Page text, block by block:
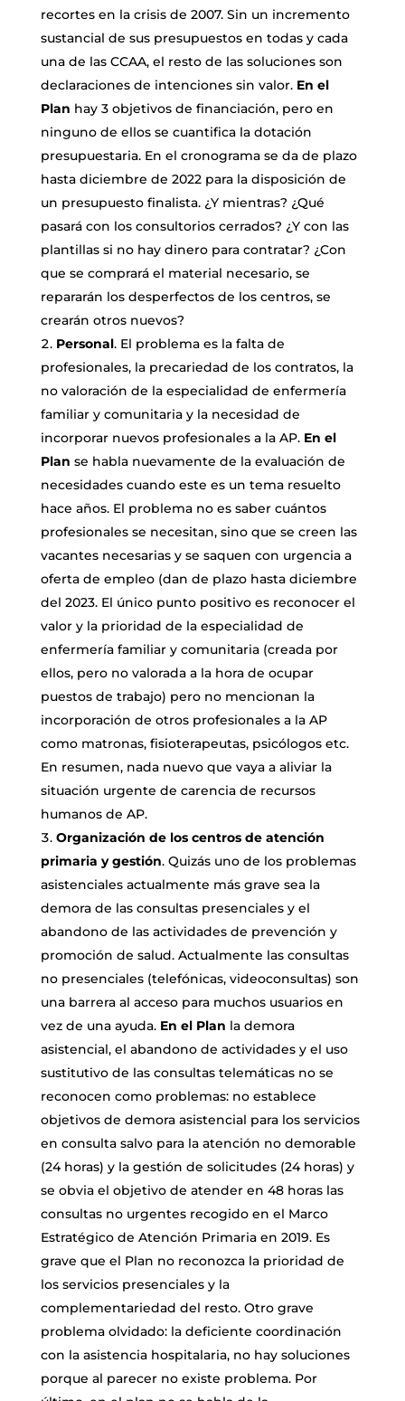
recortes en la crisis de 2007. Sin un incremento
sustancial de sus presupuestos en todas y cada
una de las CCAA, el resto de las soluciones son
declaraciones de intenciones sin valor. En el
Plan hay 3 objetivos de financiación, pero en
ninguno de ellos se cuantifica la dotación
presupuestaria. En el cronograma se da de plazo
hasta diciembre de 2022 para la disposición de
un presupuesto finalista. ¿Y mientras? ¿Qué
pasará con los consultorios cerrados? ¿Y con las
plantillas si no hay dinero para contratar? ¿Con
que se comprará el material necesario, se
repararán los desperfectos de los centros, se
crearán otros nuevos?
Personal. El problema es la falta de
profesionales, la precariedad de los contratos, la
no valoración de la especialidad de enfermería
familiar y comunitaria y la necesidad de
incorporar nuevos profesionales a la AP. En el
Plan se habla nuevamente de la evaluación de
necesidades cuando este es un tema resuelto
hace años. El problema no es saber cuántos
profesionales se necesitan, sino que se creen las
vacantes necesarias y se saquen con urgencia a
oferta de empleo (dan de plazo hasta diciembre
del 2023. El único punto positivo es reconocer el
valor y la prioridad de la especialidad de
enfermería familiar y comunitaria (creada por
ellos, pero no valorada a la hora de ocupar
puestos de trabajo) pero no mencionan la
incorporación de otros profesionales a la AP
como matronas, fisioterapeutas, psicólogos etc.
En resumen, nada nuevo que vaya a aliviar la
situación urgente de carencia de recursos
humanos de AP.
Organización de los centros de atención
primaria y gestión. Quizás uno de los problemas
asistenciales actualmente más grave sea la
demora de las consultas presenciales y el
abandono de las actividades de prevención y
promoción de salud. Actualmente las consultas
no presenciales (telefónicas, videoconsultas) son
una barrera al acceso para muchos usuarios en
vez de una ayuda. En el Plan la demora
asistencial, el abandono de actividades y el uso
sustitutivo de las consultas telemáticas no se
reconocen como problemas: no establece
objetivos de demora asistencial para los servicios
en consulta salvo para la atención no demorable
(24 horas) y la gestión de solicitudes (24 horas) y
se obvia el objetivo de atender en 48 horas las
consultas no urgentes recogido en el Marco
Estratégico de Atención Primaria en 2019. Es
grave que el Plan no reconozca la prioridad de
los servicios presenciales y la
complementariedad del resto. Otro grave
problema olvidado: la deficiente coordinación
con la asistencia hospitalaria, no hay soluciones
porque al parecer no existe problema. Por